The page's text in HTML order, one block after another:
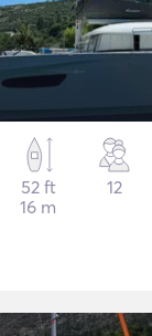
52 ft
16 m
12